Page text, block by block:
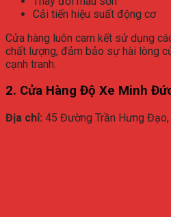
Cải tiến hiệu suất động cơ
Cửa hàng luôn cam kết sử dụng
chất lượng, đảm bảo sự hài lòng
cạnh tranh.
2. Cửa Hàng Độ Xe Minh
Địa chỉ: 45 Đường Trần Hưng Đạo,